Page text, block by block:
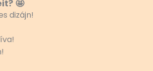
🤩
dizájn!